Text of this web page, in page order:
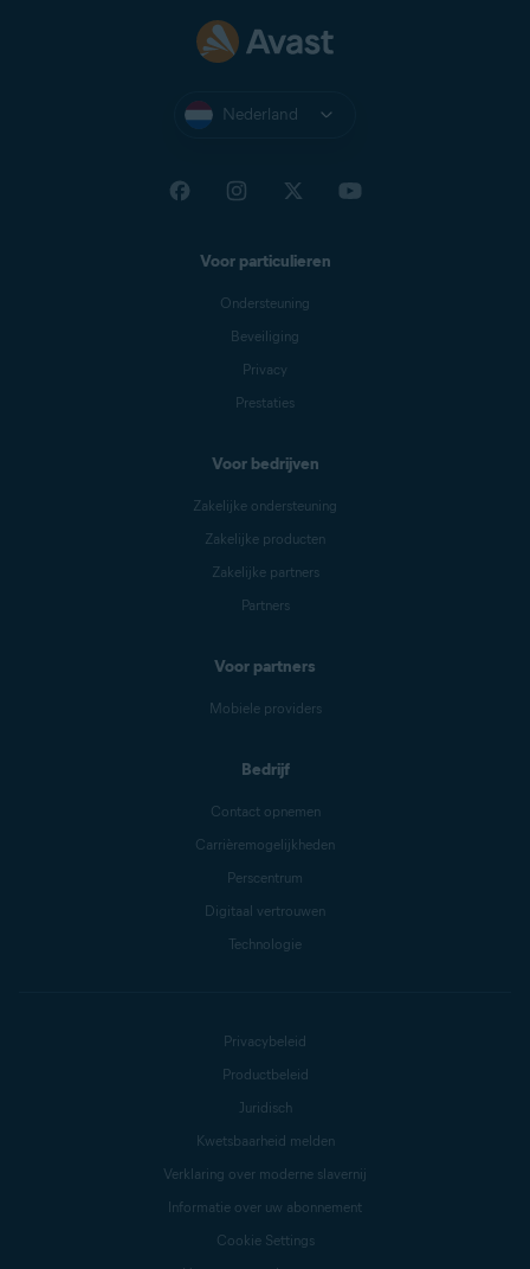
Nederland
Voor particulieren
Ondersteuning
Beveiliging
Privacy
Prestaties
Voor bedrijven
Zakelijke ondersteuning
Zakelijke producten
Zakelijke partners
Partners
Voor partners
Mobiele providers
Bedrijf
Contact opnemen
Carrièremogelijkheden
Perscentrum
Digitaal vertrouwen
Technologie
Privacybeleid
Productbeleid
Juridisch
Kwetsbaarheid melden
Verklaring over moderne slavernij
Informatie over uw abonnement
Cookie Settings